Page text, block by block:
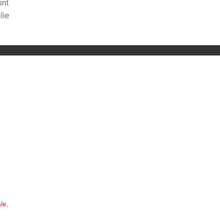
von YouTube.
,